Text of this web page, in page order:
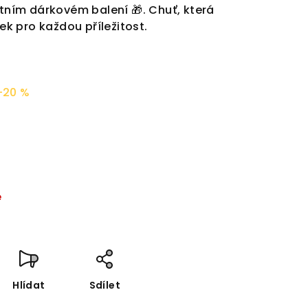
dárkovém balení 🎁. Chuť, která
pro každou příležitost.
%
Hlídat Sdílet